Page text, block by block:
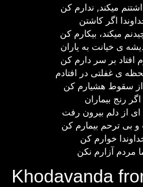
میکند, ندارم کن
اگر کاشتن
میکند، بیکارم کن
ی خیانت به یاران
افتاد بر سر دارم کن
ی غفلتی در افتادم
سقوط هشیارم کن
اگر رنج بیماران
از دلم بیرون رفت
بی ترحم بیمارم کن
خوارم کن
مردم آزارم نکن
Khodavanda